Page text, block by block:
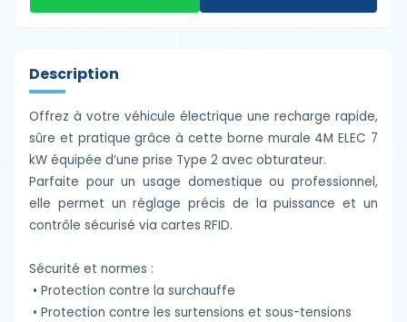
Description
Offrez à votre véhicule électrique une recharge rapide,
sûre et pratique grâce à cette borne murale 4M ELEC 7
kW équipée d’une prise Type 2 avec obturateur.
Parfaite pour un usage domestique ou professionnel,
elle permet un réglage précis de la puissance et un
contrôle sécurisé via cartes RFID.
Sécurité et normes :
• Protection contre la surchauffe
• Protection contre les surtensions et sous-tensions